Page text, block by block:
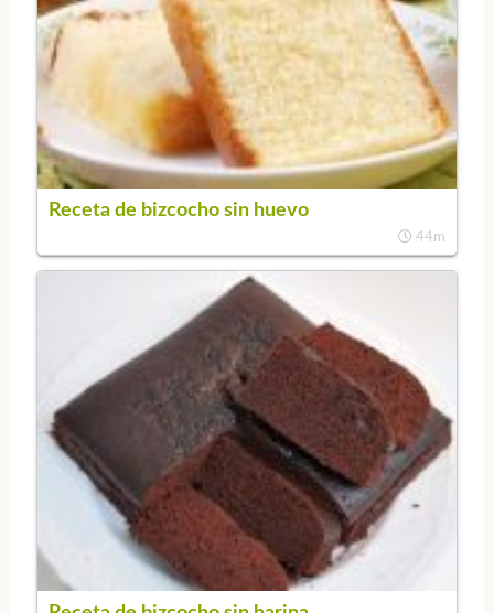
Receta de bizcocho sin huevo
44m